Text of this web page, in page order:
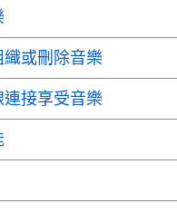
或刪除音樂
接享受音樂